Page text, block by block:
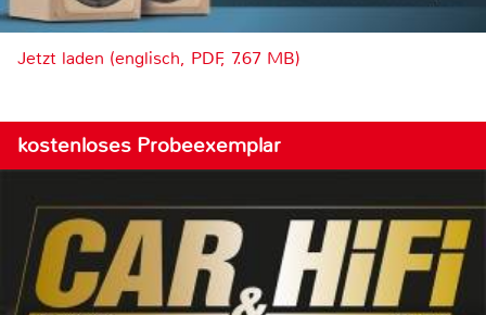
Jetzt laden (englisch, PDF, 7.67 MB)
kostenloses Probeexemplar